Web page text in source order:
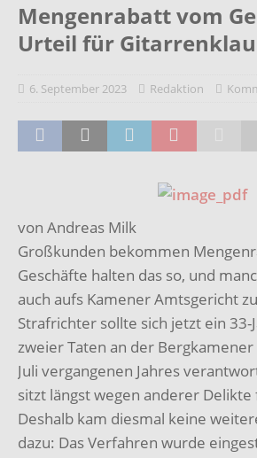
Mengenrabatt vom
Urteil für Gitarrenklau
6. September 2023 Redaktion
von Andreas Milk
Großkunden bekommen
Geschäfte halten das so, und
auch aufs Kamener Amtsgericht
Strafrichter sollte sich jetzt ein 33-
zweier Taten an der
Juli vergangenen Jahres
sitzt längst wegen anderer Delikte
Deshalb kam diesmal keine
dazu: Das Verfahren wurde